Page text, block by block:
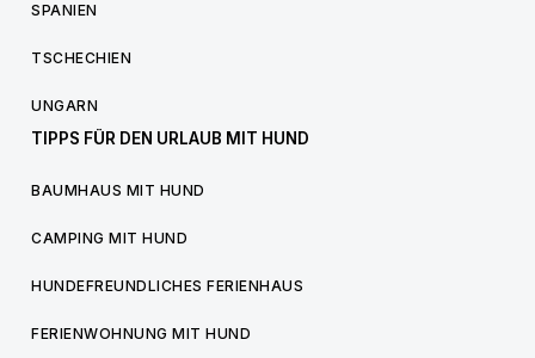
SPANIEN
TSCHECHIEN
UNGARN
TIPPS FÜR DEN URLAUB MIT HUND
BAUMHAUS MIT HUND
CAMPING MIT HUND
HUNDEFREUNDLICHES FERIENHAUS
FERIENWOHNUNG MIT HUND